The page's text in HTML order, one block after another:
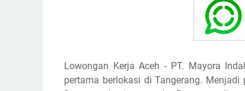
Lowongan Kerja Aceh - PT. Mayora
pertama berlokasi di Tangerang.